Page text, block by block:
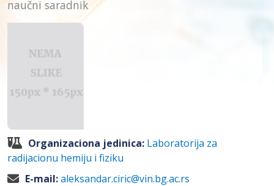
naučni saradnik
Organizaciona jedinica: Laboratorija za
radijacionu hemiju i fiziku
E-mail:aleksandar.ciric@vin.bg.ac.rs